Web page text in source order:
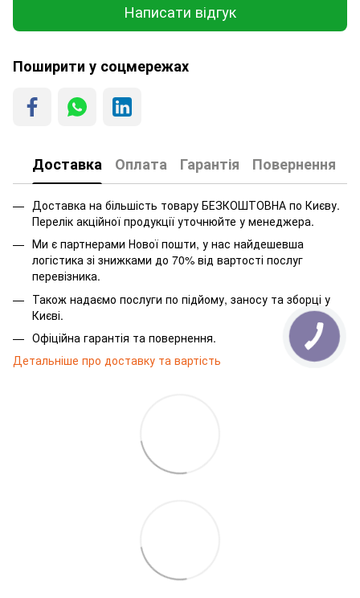
Написати відгук
Поширити у соцмережах
Доставка Оплата Гарантія Повернення
Доставка на більшість товару БЕЗКОШТОВНА по Києву.
Перелік акційної продукції уточнюйте у менеджера.
Ми є партнерами Нової пошти, у нас найдешевша
логістика зі знижками до 70% від вартості послуг
перевізника.
Також надаємо послуги по підйому, заносу та зборці у
Києві.
Офіційна гарантія та повернення.
Детальніше про доставку та вартість